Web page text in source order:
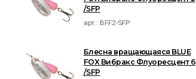
/SFP
арт.: BFF2-SFP
Блесна вращающаяся BLUE
FOX Вибракс Флуоресцент 6
/SFP